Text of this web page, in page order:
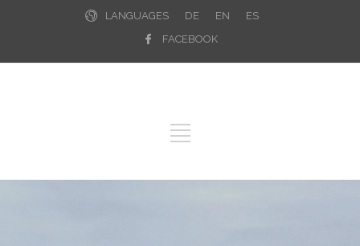
LANGUAGES DE EN
ES
FACEBOOK